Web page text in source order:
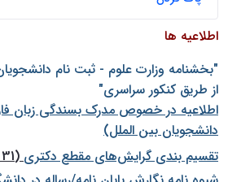
اطلاعیه ها
"بخشنامه وزارت علوم - ثبت نام
از طريق كنكور سراسری"
اطلاعیه در خصوص مدرک بسندگی زبان
دانشجویان بین الملل)
تقسیم بندی گرایش‌های مقطع دکتری(31 فروردین 1404)